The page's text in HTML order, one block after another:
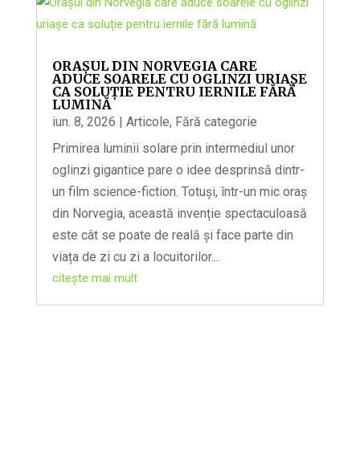
ORAȘUL DIN NORVEGIA CARE
ADUCE SOARELE CU OGLINZI URIAȘE
CA SOLUȚIE PENTRU IERNILE FĂRĂ
LUMINĂ
iun. 8, 2026 Articole, Fără categorie
Primirea luminii solare prin intermediul unor
oglinzi gigantice pare o idee desprinsă dintr-
un film science-fiction. Totuși, într-un mic oraș
din Norvegia, această invenție spectaculoasă
este cât se poate de reală și face parte din
viața de zi cu zi a locuitorilor....
citește mai mult